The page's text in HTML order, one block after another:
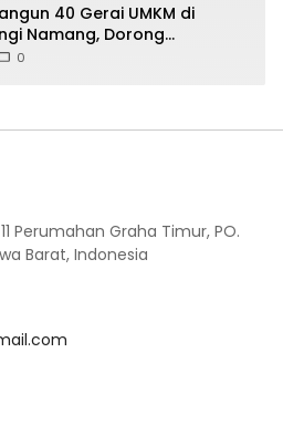
40 Gerai UMKM di
Namang, Dorong
0
Perumahan Graha Timur, PO.
Barat, Indonesia